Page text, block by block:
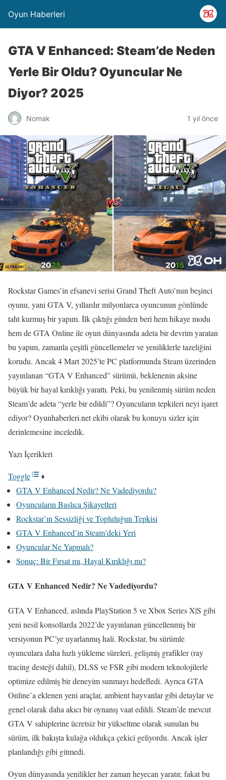
Oyun Haberleri
GTA V Enhanced: Steam’de Neden
Yerle Bir Oldu? Oyuncular Ne
Diyor? 2025
Nomak 1 yıl önce
Rockstar Games’in efsanevi serisi Grand Theft Auto’nun beşinci
oyunu, yani GTA V, yıllardır milyonlarca oyuncunun gönlünde
taht kurmuş bir yapım. İlk çıktığı günden beri hem hikaye modu
hem de GTA Online ile oyun dünyasında adeta bir devrim yaratan
bu yapım, zamanla çeşitli güncellemeler ve yeniliklerle tazeliğini
korudu. Ancak 4 Mart 2025’te PC platformunda Steam üzerinden
yayınlanan “GTA V Enhanced” sürümü, beklenenin aksine
büyük bir hayal kırıklığı yarattı. Peki, bu yenilenmiş sürüm neden
Steam’de adeta “yerle bir edildi”? Oyuncuların tepkileri neyi işaret
ediyor? Oyunhaberleri.net ekibi olarak bu konuyu sizler için
derinlemesine inceledik.
Yazı İçerikleri
Toggle
GTA V Enhanced Nedir? Ne Vadediyordu?
Oyuncuların Başlıca Şikayetleri
Rockstar’ın Sessizliği ve Topluluğun Tepkisi
GTA V Enhanced’in Steam’deki Yeri
Oyuncular Ne Yapmalı?
Sonuç: Bir Fırsat mı, Hayal Kırıklığı mı?
GTA V Enhanced Nedir? Ne Vadediyordu?
GTA V Enhanced, aslında PlayStation 5 ve Xbox Series X|S gibi
yeni nesil konsollarda 2022’de yayınlanan güncellenmiş bir
versiyonun PC’ye uyarlanmış hali. Rockstar, bu sürümle
oyunculara daha hızlı yükleme süreleri, gelişmiş grafikler (ray
tracing desteği dahil), DLSS ve FSR gibi modern teknolojilerle
optimize edilmiş bir deneyim sunmayı hedefledi. Ayrıca GTA
Online’a eklenen yeni araçlar, ambient hayvanlar gibi detaylar ve
genel olarak daha akıcı bir oynanış vaat edildi. Steam’de mevcut
GTA V sahiplerine ücretsiz bir yükseltme olarak sunulan bu
sürüm, ilk bakışta kulağa oldukça çekici geliyordu. Ancak işler
planlandığı gibi gitmedi.
Oyun dünyasında yenilikler her zaman heyecan yaratır, fakat bu